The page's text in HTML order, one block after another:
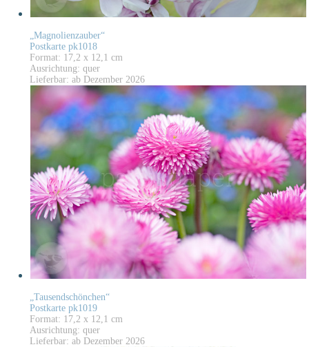
„Magnolienzauber“
Postkarte pk1018
Format: 17,2 x 12,1 cm
Ausrichtung: quer
Lieferbar: ab Dezember 2026
„Tausendschönchen“
Postkarte pk1019
Format: 17,2 x 12,1 cm
Ausrichtung: quer
Lieferbar: ab Dezember 2026